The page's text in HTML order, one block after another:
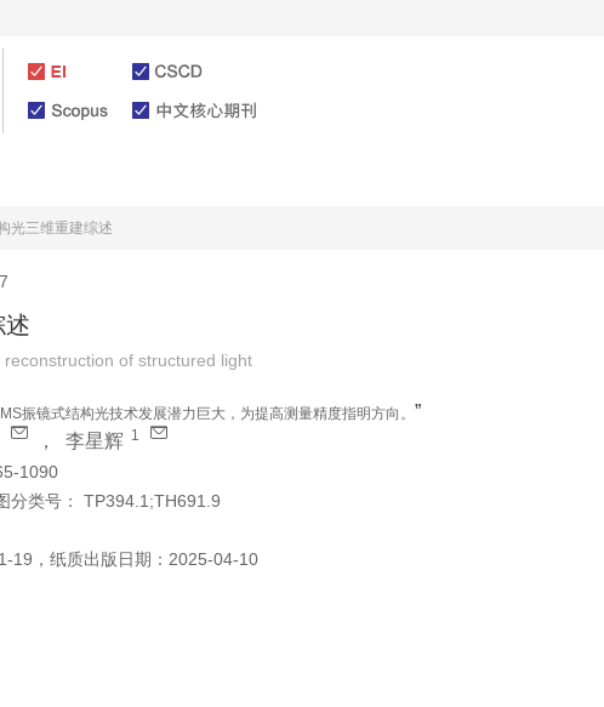
光三维重建综述
述
of structured light
振镜式结构光技术发展潜力巨大，为提高测量精度指明方向。 ”
， 李星辉 1
1090
分类号：
TP394.1;TH691.9
19 ， 纸质出版日期： 2025-04-10